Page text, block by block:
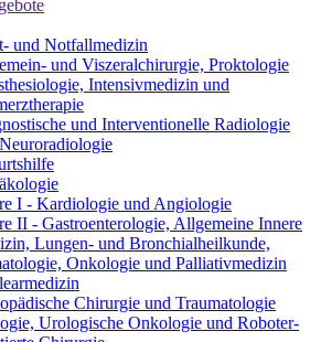
und Notfallmedizin
und Viszeralchirurgie, Proktologie
Intensivmedizin und
und Interventionelle Radiologie
I - Kardiologie und Angiologie
II - Gastroenterologie, Allgemeine Innere
Lungen- und Bronchialheilkunde,
Onkologie und Palliativmedizin
Chirurgie und Traumatologie
Urologische Onkologie und Roboter-